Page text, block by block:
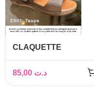
CLAQUETTE
HOMME
د.ت